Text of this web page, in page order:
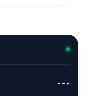
---